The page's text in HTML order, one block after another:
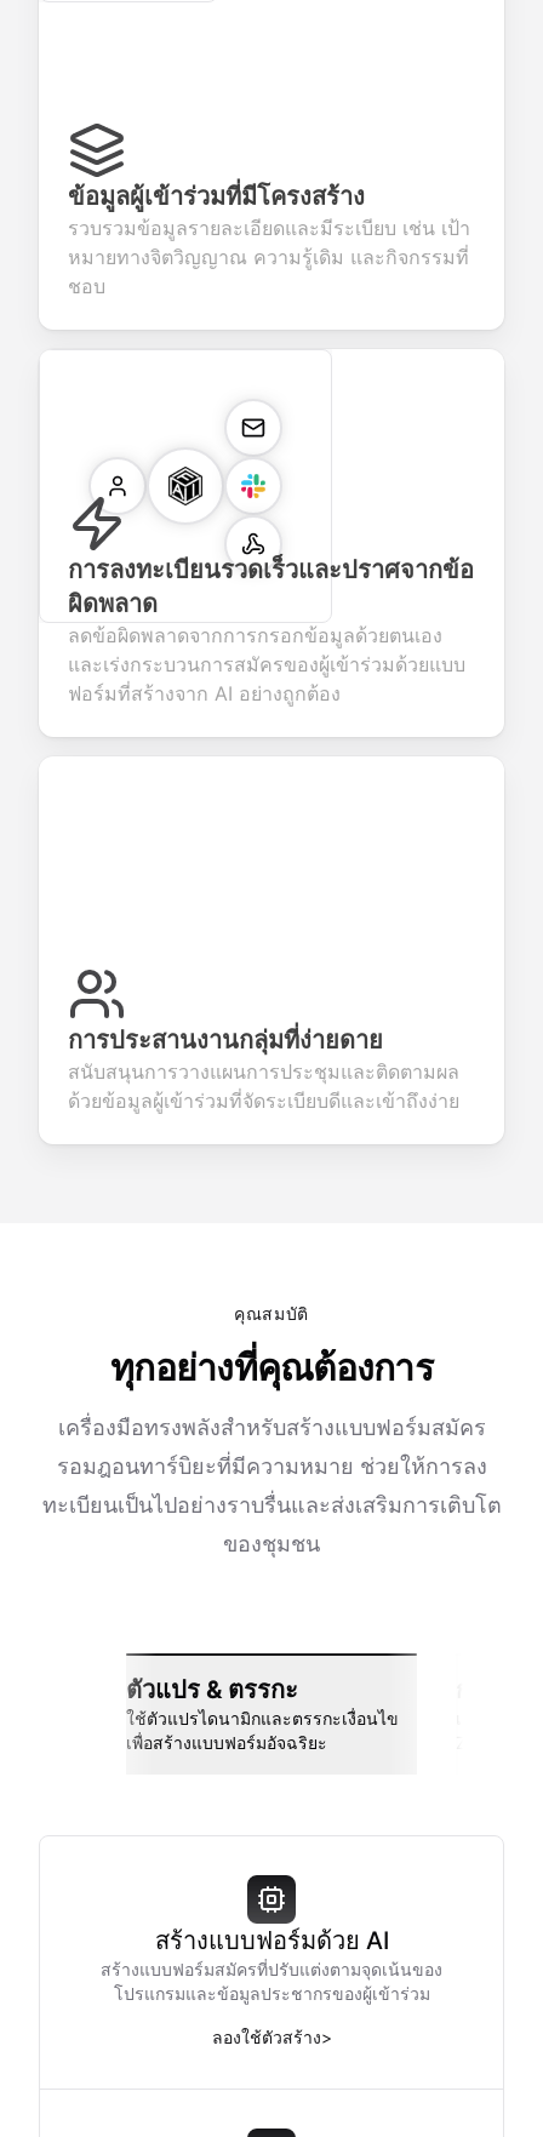
ข้อมูลผู้เข้าร่วมที่มีโครงสร้าง
รวบรวมข้อมูลรายละเอียดและมีระเบียบ เช่น เป้า
หมายทางจิตวิญญาณ ความรู้เดิม และกิจกรรมที่
ชอบ
การลงทะเบียนรวดเร็วและปราศจากข้อ
ผิดพลาด
ลดข้อผิดพลาดจากการกรอกข้อมูลด้วยตนเอง
และเร่งกระบวนการสมัครของผู้เข้าร่วมด้วยแบบ
ฟอร์มที่สร้างจาก AI อย่างถูกต้อง
การประสานงานกลุ่มที่ง่ายดาย
สนับสนุนการวางแผนการประชุมและติดตามผล
ด้วยข้อมูลผู้เข้าร่วมที่จัดระเบียบดีและเข้าถึงง่าย
คุณสมบัติ
ทุกอย่างที่คุณต้องการ
เครื่องมือทรงพลังสำหรับสร้างแบบฟอร์มสมัคร
รอมฎอนทาร์บิยะที่มีความหมาย ช่วยให้การลง
ทะเบียนเป็นไปอย่างราบรื่นและส่งเสริมการเติบโต
ของชุมชน
ตัวแปร & ตรรกะ
ใช้ตัวแปรไดนามิกและตรรกะเงื่อนไข
เพื่อสร้างแบบฟอร์มอัจฉริยะ
สร้างแบบฟอร์มด้วย AI
สร้างแบบฟอร์มสมัครที่ปรับแต่งตามจุดเน้นของ
โปรแกรมและข้อมูลประชากรของผู้เข้าร่วม
ลองใช้ตัวสร้าง>